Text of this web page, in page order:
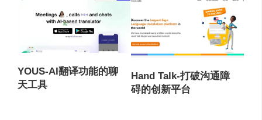
YOUS-AI翻译功能的聊
天工具
Hand Talk-打破沟通障
碍的创新平台